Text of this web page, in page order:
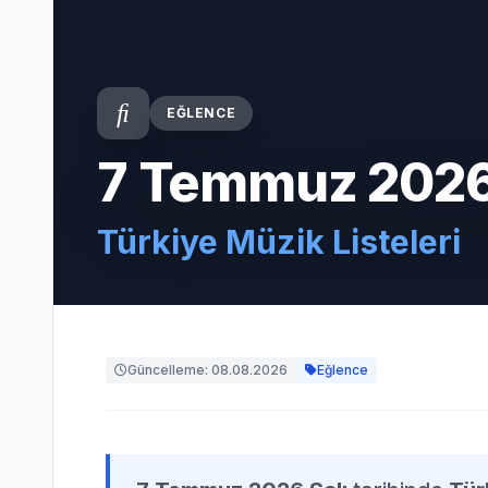
EĞLENCE
7 Temmuz
Türkiye Müzik Listeleri
Güncelleme: 08.08.2026 Eğlence